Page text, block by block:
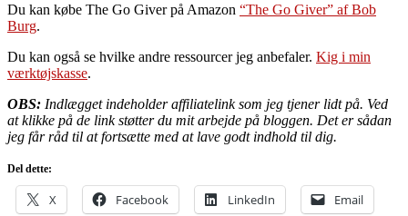
Du kan købe The Go Giver på Amazon “The Go Giver” af Bob
Burg.
Du kan også se hvilke andre ressourcer jeg anbefaler. Kig i min
værktøjskasse.
OBS: Indlægget indeholder affiliatelink som jeg tjener lidt på. Ved
at klikke på de link støtter du mit arbejde på bloggen. Det er sådan
jeg får råd til at fortsætte med at lave godt indhold til dig.
Del dette:
X Facebook LinkedIn Email